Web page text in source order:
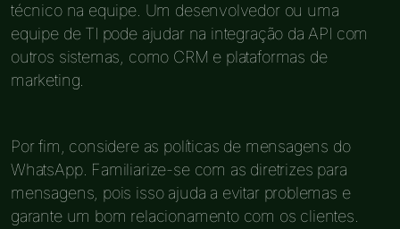
técnico na equipe. Um desenvolvedor ou uma
equipe de TI pode ajudar na integração da API com
outros sistemas, como CRM e plataformas de
marketing.
Por fim, considere as políticas de mensagens do
WhatsApp. Familiarize-se com as diretrizes para
mensagens, pois isso ajuda a evitar problemas e
garante um bom relacionamento com os clientes.